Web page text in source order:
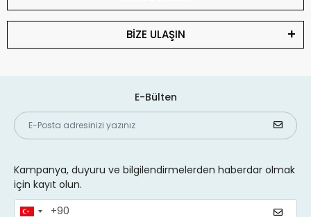
BİZE ULAŞIN
E-Bülten
Kampanya, duyuru ve bilgilendirmelerden haberdar olmak
için kayıt olun.